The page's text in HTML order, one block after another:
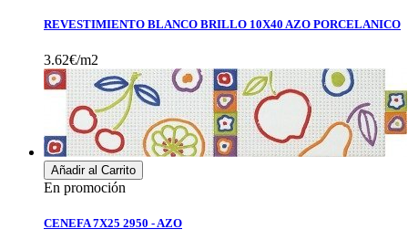
REVESTIMIENTO BLANCO BRILLO 10X40 AZO PORCELANICO
3.62€/m2
Añadir al Carrito
En promoción
CENEFA 7X25 2950 - AZO